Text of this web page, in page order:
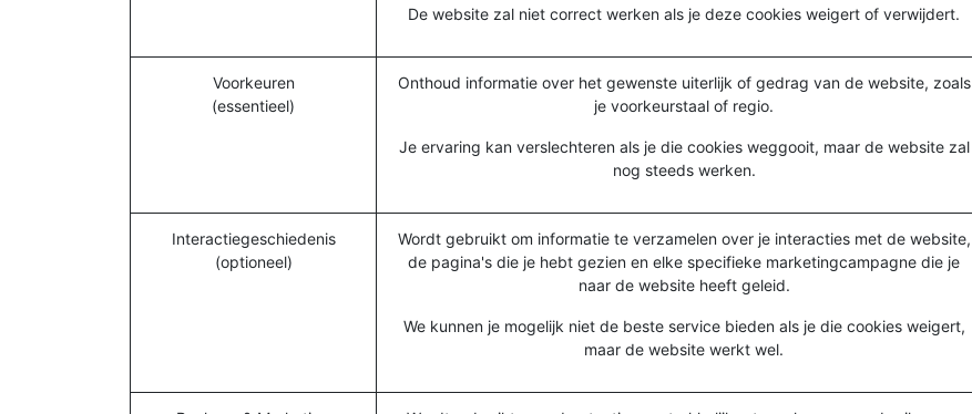
De website zal niet correct werken als je deze cookies weigert of verwijdert.
Voorkeuren
(essentieel)
Onthoud informatie over het gewenste uiterlijk of gedrag van de website, zoals
je voorkeurstaal of regio.
Je ervaring kan verslechteren als je die cookies weggooit, maar de website zal
nog steeds werken.
Interactiegeschiedenis
(optioneel)
Wordt gebruikt om informatie te verzamelen over je interacties met de website,
de pagina's die je hebt gezien en elke specifieke marketingcampagne die je
naar de website heeft geleid.
We kunnen je mogelijk niet de beste service bieden als je die cookies weigert,
maar de website werkt wel.